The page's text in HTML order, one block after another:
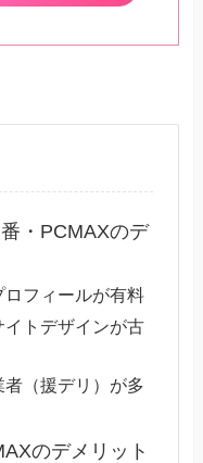
・PCMAXのデ
ロフィールが有料
イトデザインが古
（援デリ）が多
のデメリット